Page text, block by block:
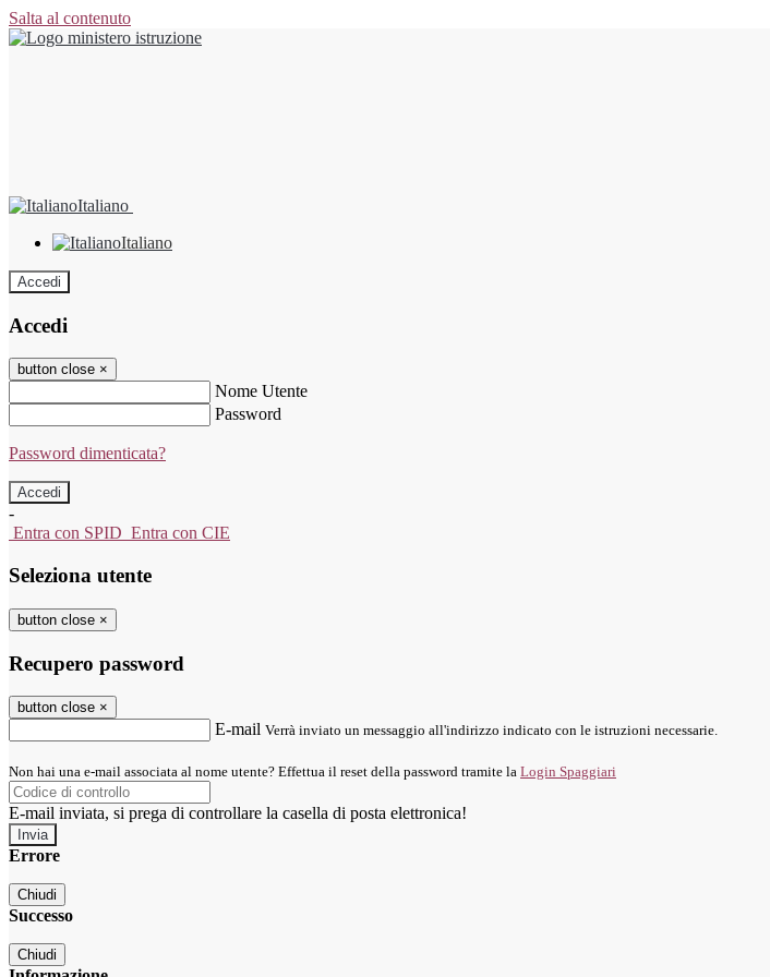
Salta al contenuto
Italiano
Italiano
Accedi
Accedi
button close ×
Nome Utente
Password
Password dimenticata?
-
Entra con SPID Entra con CIE
Seleziona utente
button close ×
Recupero password
button close ×
E-mail Verrà inviato un messaggio all'indirizzo indicato con le istruzioni necessarie.
Non hai una e-mail associata al nome utente? Effettua il reset della password tramite la Login Spaggiari
E-mail inviata, si prega di controllare la casella di posta elettronica!
Errore
Chiudi
Successo
Chiudi